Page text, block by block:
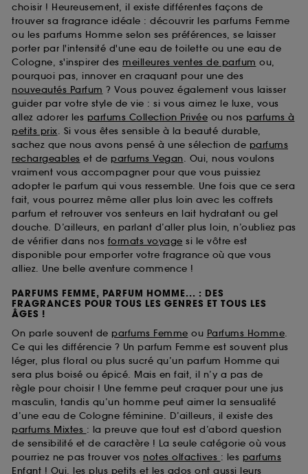
choisir ! Heureusement, il existe différentes façons de
trouver sa fragrance idéale : découvrir les parfums Femme
ou les parfums Homme selon ses préférences, se laisser
porter par l'intensité d'une eau de toilette ou une eau de
Cologne, s'inspirer des meilleures ventes de parfum ou,
pourquoi pas, innover en craquant pour une des
nouveautés Parfum ? Vous pouvez également vous laisser
guider par votre style de vie : si vous aimez le luxe, vous
allez adorer les parfums Collection Privée ou nos parfums à
petits prix. Si vous êtes sensible à la beauté durable,
sachez que nous avons pensé à une sélection de parfums
rechargeables et de parfums Vegan. Oui, nous voulons
vraiment vous accompagner pour que vous puissiez
adopter le parfum qui vous ressemble. Une fois que ce sera
fait, vous pourrez même aller plus loin avec les coffrets
parfum et retrouver vos senteurs en lait hydratant ou gel
douche. D’ailleurs, en parlant d’aller plus loin, n’oubliez pas
de vérifier dans nos formats voyage si le vôtre est
disponible pour emporter votre fragrance où que vous
alliez. Une belle aventure commence !
PARFUMS FEMME, PARFUM HOMME... : DES
FRAGRANCES POUR TOUS LES GENRES ET TOUS LES
ÂGES !
On parle souvent de parfums Femme ou Parfums Homme.
Ce qui les différencie ? Un parfum Femme est souvent plus
léger, plus floral ou plus sucré qu’un parfum Homme qui
sera plus boisé ou épicé. Mais en fait, il n’y a pas de
règle pour choisir ! Une femme peut craquer pour une jus
masculin, tandis qu’un homme peut aimer la sensualité
d’une eau de Cologne féminine. D’ailleurs, il existe des
parfums Mixtes : la preuve que tout est d’abord question
de sensibilité et de caractère ! La seule catégorie où vous
pourriez ne pas trouver vos notes olfactives : les parfums
Enfant ! Oui, les plus petits et les ados ont aussi leurs